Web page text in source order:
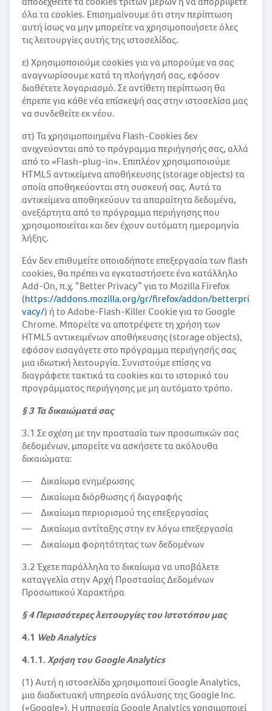
όλα τα cookies. Επισημαίνουμε ότι στην περίπτωση
αυτή ίσως να μην μπορείτε να χρησιμοποιήσετε όλες
τις λειτουργίες αυτής της ιστοσελίδας.
ε) Χρησιμοποιούμε cookies για να μπορούμε να σας
αναγνωρίσουμε κατά τη πλοήγησή σας, εφόσον
διαθέτετε λογαριασμό. Σε αντίθετη περίπτωση θα
έπρεπε για κάθε νέα επίσκεψή σας στην ιστοσελίσα μας
να συνδεθείτε εκ νέου.
στ) Τα χρησιμοποιημένα Flash-Cookies δεν
ανιχνεύονται από το πρόγραμμα περιήγησής σας, αλλά
από το «Flash-plug-in». Επιπλέον χρησιμοποιούμε
HTML5 αντικείμενα αποθήκευσης (storage objects) τα
οποία αποθηκεύονται στη συσκευή σας. Αυτά τα
αντικείμενα αποθηκεύουν τα απαραίτητα δεδομένα,
ανεξάρτητα από το πρόγραμμα περιήγησης που
χρησιμοποιείται και δεν έχουν αυτόματη ημερομηνία
λήξης.
Εάν δεν επιθυμείτε οποιαδήποτε επεξεργασία των flash
cookies, θα πρέπει να εγκαταστήσετε ένα κατάλληλο
Add-On, π.χ. “Better Privacy” για το Mozilla Firefox
(https://addons.mozilla.org/gr/firefox/addon/betterpri
vacy/) ή to Adobe-Flash-Killer Cookie για το Google
Chrome. Μπορείτε να αποτρέψετε τη χρήση των
HTML5 αντικειμένων αποθήκευσης (storage objects),
εφόσον εισαγάγετε στο πρόγραμμα περιήγησής σας
μια ιδιωτική λειτουργία. Συνιστούμε επίσης να
διαγράφετε τακτικά τα cookies και το ιστορικό του
προγράμματος περιήγησης με μη αυτόματο τρόπο.
§ 3 Τα δικαιώματά σας
3.1 Σε σχέση με την προστασία των προσωπικών σας
δεδομένων, μπορείτε να ασκήσετε τα ακόλουθα
δικαιώματα:
Δικαίωμα ενημέρωσης
Δικαίωμα διόρθωσης ή διαγραφής
Δικαίωμα περιορισμού της επεξεργασίας
Δικαίωμα αντίταξης στην εν λόγω επεξεργασία
Δικαίωμα φορητότητας των δεδομένων
3.2 Έχετε παράλληλα το δικαίωμα να υποβάλετε
καταγγελία στην Αρχή Προστασίας Δεδομένων
Προσωπικού Χαρακτήρα
§ 4 Περισσότερες λειτουργίες του Ιστοτόπου μας
4.1 Web Analytics
4.1.1.Χρήση του Google Analytics
(1) Αυτή η ιστοσελίδα χρησιμοποιεί Google Analytics,
μια διαδικτυακή υπηρεσία ανάλυσης της Google Inc.
(«Google»). Η υπηρεσία Google Analytics χρησιμοποιεί